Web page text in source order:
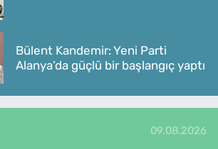
Bülent Kandemir: Yeni Parti
Alanya’da güçlü bir başlangıç yaptı
09.08.2026